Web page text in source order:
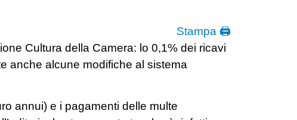
Stampa 🖨
Cultura della Camera: lo 0,1% dei ricavi
anche alcune modifiche al sistema
annui) e i pagamenti delle multe